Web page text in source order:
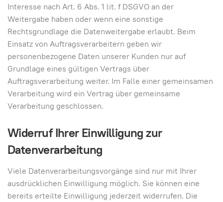
Interesse nach Art. 6 Abs. 1 lit. f DSGVO an der
Weitergabe haben oder wenn eine sonstige
Rechtsgrundlage die Datenweitergabe erlaubt. Beim
Einsatz von Auftragsverarbeitern geben wir
personenbezogene Daten unserer Kunden nur auf
Grundlage eines gültigen Vertrags über
Auftragsverarbeitung weiter. Im Falle einer gemeinsamen
Verarbeitung wird ein Vertrag über gemeinsame
Verarbeitung geschlossen.
Widerruf Ihrer Einwilligung zur
Datenverarbeitung
Viele Datenverarbeitungsvorgänge sind nur mit Ihrer
ausdrücklichen Einwilligung möglich. Sie können eine
bereits erteilte Einwilligung jederzeit widerrufen. Die